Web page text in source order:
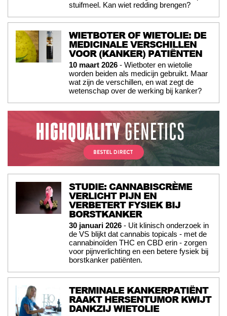
stuifmeel. Kan wiet redding brengen?
WIETBOTER OF WIETOLIE: DE
MEDICINALE VERSCHILLEN
VOOR (KANKER) PATIËNTEN
10 maart 2026 - Wietboter en wietolie
worden beiden als medicijn gebruikt. Maar
wat zijn de verschillen, en wat zegt de
wetenschap over de werking bij kanker?
STUDIE: CANNABISCRÈME
VERLICHT PIJN EN
VERBETERT FYSIEK BIJ
BORSTKANKER
30 januari 2026 - Uit klinisch onderzoek in
de VS blijkt dat cannabis topicals - met de
cannabinoïden THC en CBD erin - zorgen
voor pijnverlichting en een betere fysiek bij
borstkanker patiënten.
TERMINALE KANKERPATIËNT
RAAKT HERSENTUMOR KWIJT
DANKZIJ WIETOLIE